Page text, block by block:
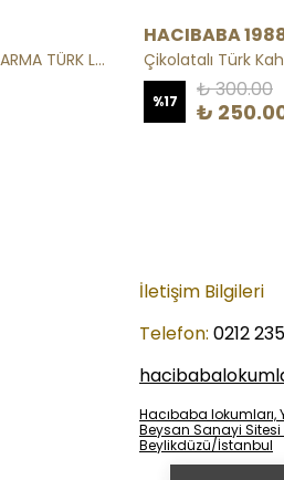
BROWNİ FINDIKLI KREMALI SARMA TÜRK LOKUMU
HACIBABA
Çikolatalı Türk
%17 ₺ 300.00
₺
İletişim Bilgileri
Telefon: 0212
Hacıbaba lokumları,
Beysan Sanayi Sitesi
Beylikdüzü/İstanbul